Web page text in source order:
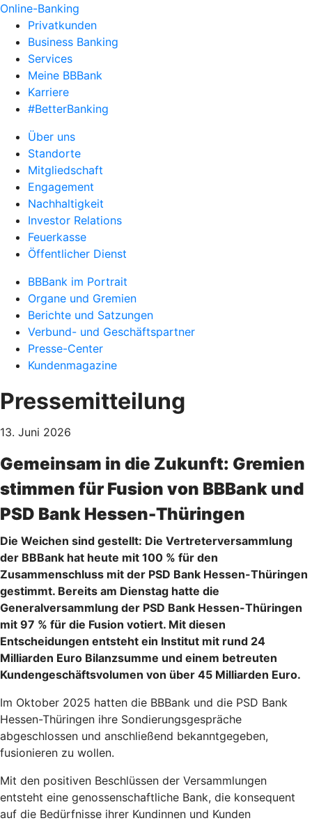
Online-Banking
Privatkunden
Business Banking
Services
Meine BBBank
Karriere
#BetterBanking
Über uns
Standorte
Mitgliedschaft
Engagement
Nachhaltigkeit
Investor Relations
Feuerkasse
Öffentlicher Dienst
BBBank im Portrait
Organe und Gremien
Berichte und Satzungen
Verbund- und Geschäftspartner
Presse-Center
Kundenmagazine
Pressemitteilung
13. Juni 2026
Gemeinsam in die Zukunft: Gremien
stimmen für Fusion von BBBank und
PSD Bank Hessen-Thüringen
Die Weichen sind gestellt: Die Vertreterversammlung
der BBBank hat heute mit 100 % für den
Zusammenschluss mit der PSD Bank Hessen-Thüringen
gestimmt. Bereits am Dienstag hatte die
Generalversammlung der PSD Bank Hessen-Thüringen
mit 97 % für die Fusion votiert. Mit diesen
Entscheidungen entsteht ein Institut mit rund 24
Milliarden Euro Bilanzsumme und einem betreuten
Kundengeschäftsvolumen von über 45 Milliarden Euro.
Im Oktober 2025 hatten die BBBank und die PSD Bank
Hessen-Thüringen ihre Sondierungsgespräche
abgeschlossen und anschließend bekanntgegeben,
fusionieren zu wollen.
Mit den positiven Beschlüssen der Versammlungen
entsteht eine genossenschaftliche Bank, die konsequent
auf die Bedürfnisse ihrer Kundinnen und Kunden